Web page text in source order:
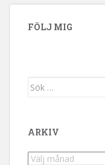
FÖLJ MIG
Sök efter:
ARKIV
Arkiv